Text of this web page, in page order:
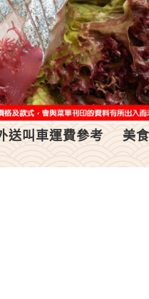
送叫車運費參考 美